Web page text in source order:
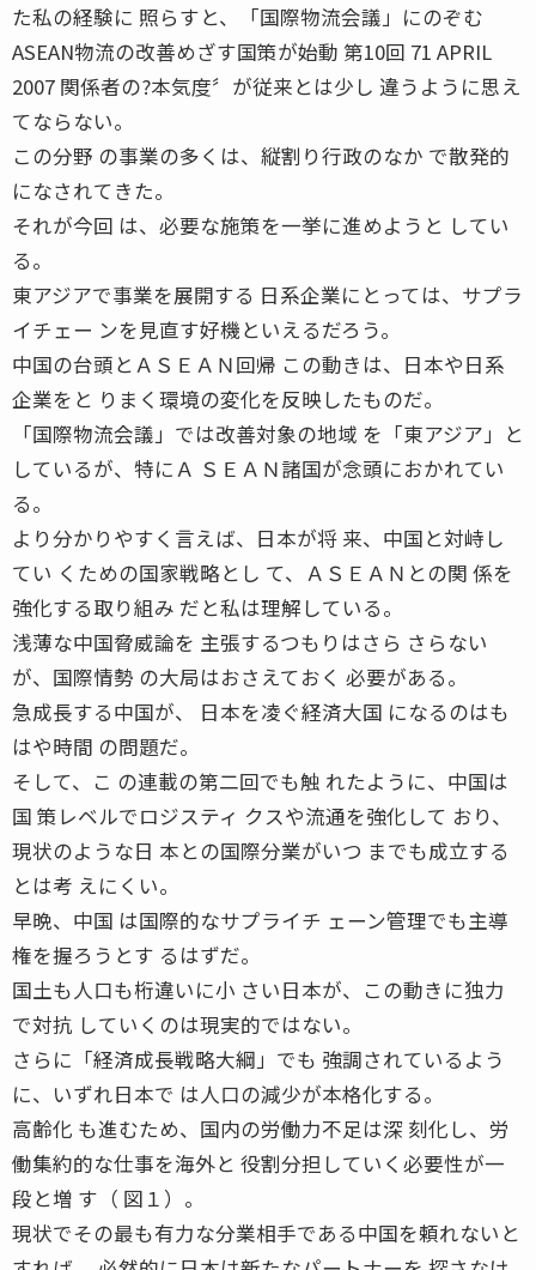
た私の経験に 照らすと、「国際物流会議」にのぞむ
ASEAN物流の改善めざす国策が始動 第10回 71 APRIL
2007 関係者の?本気度〞が従来とは少し 違うように思え
てならない。
この分野 の事業の多くは、縦割り行政のなか で散発的
になされてきた。
それが今回 は、必要な施策を一挙に進めようと してい
る。
東アジアで事業を展開する 日系企業にとっては、サプラ
イチェー ンを見直す好機といえるだろう。
中国の台頭とＡＳＥＡＮ回帰 この動きは、日本や日系
企業をと りまく環境の変化を反映したものだ。
「国際物流会議」では改善対象の地域 を「東アジア」と
しているが、特にＡ ＳＥＡＮ諸国が念頭におかれてい
る。
より分かりやすく言えば、日本が将 来、中国と対峙し
てい くための国家戦略とし て、ＡＳＥＡＮとの関 係を
強化する取り組み だと私は理解している。
浅薄な中国脅威論を 主張するつもりはさら さらない
が、国際情勢 の大局はおさえておく 必要がある。
急成長する中国が、 日本を凌ぐ経済大国 になるのはも
はや時間 の問題だ。
そして、こ の連載の第二回でも触 れたように、中国は
国 策レベルでロジスティ クスや流通を強化して おり、
現状のような日 本との国際分業がいつ までも成立する
とは考 えにくい。
早晩、中国 は国際的なサプライチ ェーン管理でも主導
権を握ろうとす るはずだ。
国土も人口も桁違いに小 さい日本が、この動きに独力
で対抗 していくのは現実的ではない。
さらに「経済成長戦略大綱」でも 強調されているよう
に、いずれ日本で は人口の減少が本格化する。
高齢化 も進むため、国内の労働力不足は深 刻化し、労
働集約的な仕事を海外と 役割分担していく必要性が一
段と増 す（ 図１）。
現状でその最も有力な分業相手である中国を頼れないと